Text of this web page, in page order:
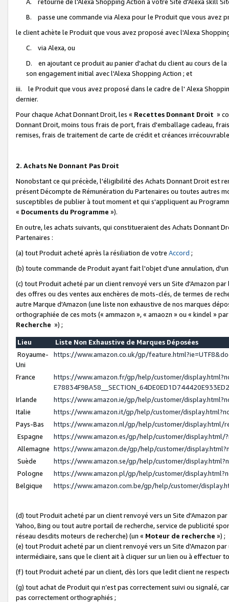
B. passe une commande via Alexa pour le Produit que vous avez
le client achète le Produit que vous avez proposé avec l'Alexa
C. via Alexa, ou
D. en ajoutant ce produit au panier d'achat du client au cours de
son engagement initial avec l'Alexa Shopping Action ; et
iii. le Produit que vous avez proposé dans le cadre de l' Alexa
dernier.
Pour chaque Achat Donnant Droit, les « Recettes Donnant Droit »
Donnant Droit, moins tous frais de port, frais d'emballage cadeau,
remises, frais de traitement de carte de crédit et créances
2. Achats Ne Donnant Pas Droit
Nonobstant ce qui précède, l'éligibilité des Achats Donnant Droit est
présent Décompte de Rémunération du Partenaires ou toutes autres
susceptibles de publier à tout moment et qui s'appliquent au
« Documents du Programme »).
En outre, les achats suivants, qui constitueraient des Achats Donnant
Partenaires :
(a) tout Produit acheté après la résiliation de votre Accord ;
(b) toute commande de Produit ayant fait l'objet d'une annulation,
(c) tout Produit acheté par un client renvoyé vers un Site d'Amazon
des offres ou des ventes aux enchères de mots-clés, de termes de
autre Marque d'Amazon (une liste non exhaustive de nos marques
orthographiée de ces mots (« ammazon », « amaozn » ou « kindel »
Recherche ») ;
Lieu
Liste Non Exhaustive de Marques Déposées
Royaume-
Uni
https://www.amazon.co.uk/gp/
France
https://www.amazon.fr/gp/help/customer/
Irlande
https://www.amazon.ie/gp/help/customer/
Italie
https://www.amazon.it/gp/help/customer/
Pays-Bas
https://www.amazon.nl/gp/help/customer/display.html/
Espagne
https://www.amazon.es/gp/help/customer/display.html/
Allemagne https://www.amazon.de/gp/help/customer/
Suède
https://www.amazon.se/gp/help/customer/
Pologne
https://www.amazon.pl/gp/help/customer/
Belgique
https://www.amazon.com.be/gp/help/customer/
(d) tout Produit acheté par un client renvoyé vers un Site d'Amazon
Yahoo, Bing ou tout autre portail de recherche, service de publicité
réseau desdits moteurs de recherche) (un « Moteur de recherche ») ;
(e) tout Produit acheté par un client renvoyé vers un Site d'Amazon
intermédiaire, sans que le client ait à cliquer sur un lien ou à
(f) tout Produit acheté par un client, dès lors que ledit client ne
(g) tout achat de Produit qui n’est pas correctement suivi ou signalé,
pas correctement orthographiés ;